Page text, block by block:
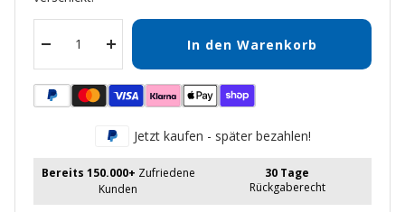
Menge
verringern
Menge
erhöhen
In den Warenkorb
Jetzt kaufen - später bezahlen!
Bereits 150.000+ Zufriedene
Kunden
30 Tage
Rückgaberecht